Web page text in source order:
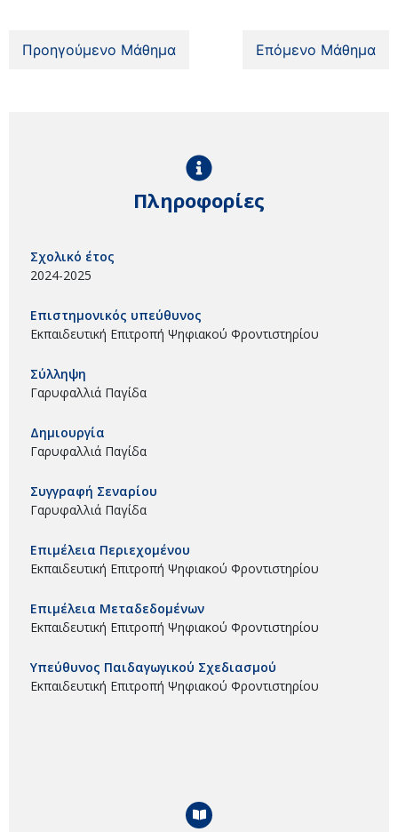
Προηγούμενο Μάθημα Επόμενο Μάθημα
Πληροφορίες
Σχολικό έτος
2024-2025
Επιστημονικός υπεύθυνος
Εκπαιδευτική Επιτροπή Ψηφιακού Φροντιστηρίου
Σύλληψη
Γαρυφαλλιά Παγίδα
Δημιουργία
Γαρυφαλλιά Παγίδα
Συγγραφή Σεναρίου
Γαρυφαλλιά Παγίδα
Επιμέλεια Περιεχομένου
Εκπαιδευτική Επιτροπή Ψηφιακού Φροντιστηρίου
Επιμέλεια Μεταδεδομένων
Εκπαιδευτική Επιτροπή Ψηφιακού Φροντιστηρίου
Υπεύθυνος Παιδαγωγικού Σχεδιασμού
Εκπαιδευτική Επιτροπή Ψηφιακού Φροντιστηρίου